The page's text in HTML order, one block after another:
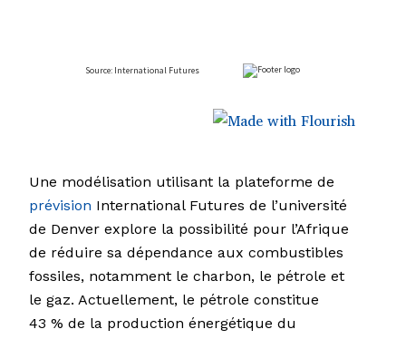
Une modélisation utilisant la plateforme de
prévision International Futures de l’université
de Denver explore la possibilité pour l’Afrique
de réduire sa dépendance aux combustibles
fossiles, notamment le charbon, le pétrole et
le gaz. Actuellement, le pétrole constitue
43 % de la production énergétique du